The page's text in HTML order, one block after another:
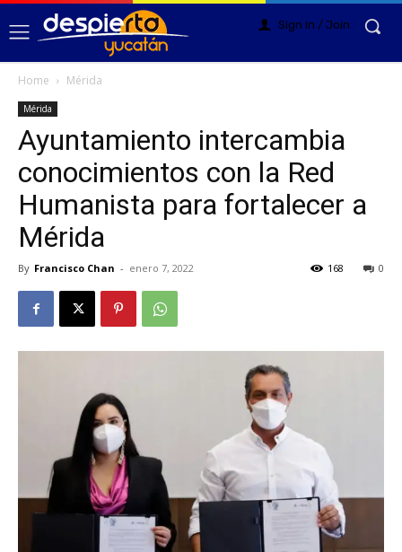
Sign in / Join
Home Mérida
Mérida
Ayuntamiento intercambia
conocimientos con la Red
Humanista para fortalecer a
Mérida
By Francisco Chan - enero 7, 2022 0
168